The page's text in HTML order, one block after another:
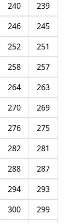
239
240
245
246
251
252
257
258
263
264
269
270
275
276
281
282
287
288
293
294
299
300